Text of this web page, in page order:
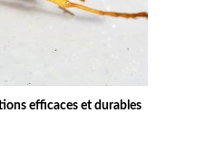
efficaces et durables